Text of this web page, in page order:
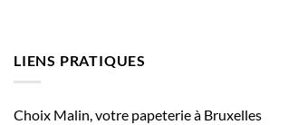
LIENS PRATIQUES
Choix Malin, votre papeterie à Bruxelles